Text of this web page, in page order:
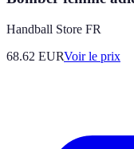
Handball Store FR
68.62 EURVoir le prix